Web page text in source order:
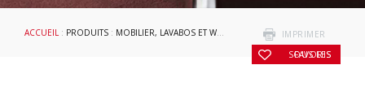
IMPRIMER
SOUS LES FAVORIS
ACCUEIL : PRODUITS : MOBILIER, LAVABOS ET WC : LAVABOS:ARC: DOUBLE